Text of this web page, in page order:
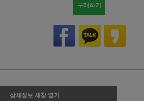
구매하기
상세정보 새창 열기